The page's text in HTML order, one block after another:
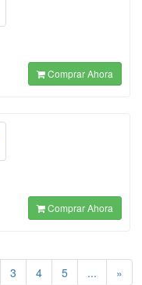
Comprar Ahora
Comprar Ahora
3 4 5 ...
»